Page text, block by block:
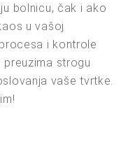
bolnicu, čak i ako
u vašoj
i kontrole
strogu
vaše tvrtke.